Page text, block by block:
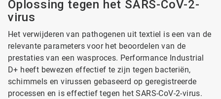
Oplossing tegen het SARS-CoV-2-
virus
Het verwijderen van pathogenen uit textiel is een van de
relevante parameters voor het beoordelen van de
prestaties van een wasproces. Performance Industrial
D+ heeft bewezen effectief te zijn tegen bacteriën,
schimmels en virussen gebaseerd op geregistreerde
processen en is effectief tegen het SARS-CoV-2-virus.